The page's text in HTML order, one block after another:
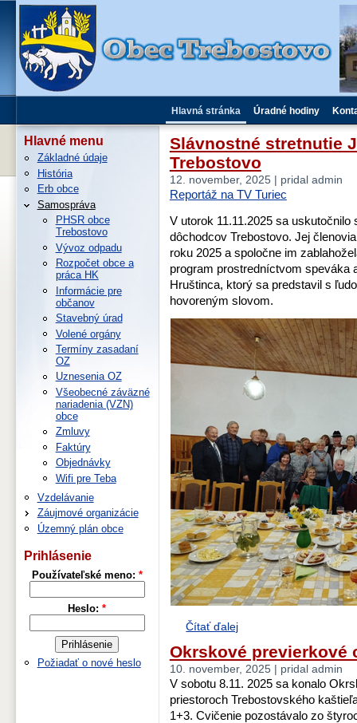
Hlavná stránka Úradné hodiny
Slávnostné stretnutie
Trebostovo
12. november, 2025 | pridal admin
Reportáž na TV Turiec
V utorok 11.11.2025 sa
dôchodcov Trebostovo. Jej
roku 2025 a spoločne im
program prostredníctvom speváka
Hruštinca, ktorý sa predstavil s
hovoreným slovom.
Čítať ďalej
Okrskové previerkové
10. november, 2025 | pridal admin
V sobotu 8.11. 2025 sa konalo
priestoroch Trebostovského
1+3. Cvičenie pozostávalo zo
Hlavné menu
Základné údaje
História
Erb obce
Samospráva
PHSR obce
Trebostovo
Vývoz odpadu
Rozpočet obce a
práca HK
Informácie pre
občanov
Stavebný úrad
Volené orgány
Termíny zasadaní
OZ
Uznesenia OZ
Všeobecné záväzné
nariadenia (VZN)
obce
Zmluvy
Faktúry
Objednávky
Wifi pre Teba
Vzdelávanie
Záujmové organizácie
Územný plán obce
Prihlásenie
Používateľské meno: *
Heslo: *
Požiadať o nové heslo